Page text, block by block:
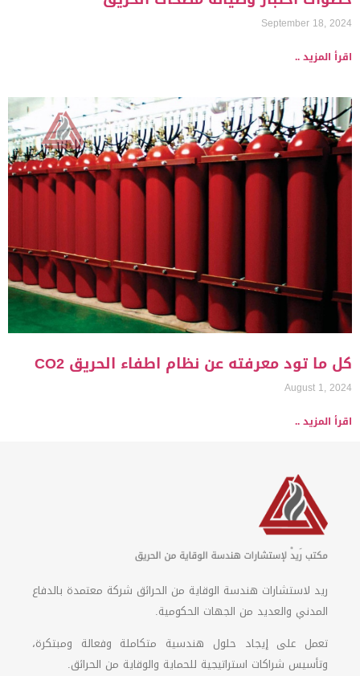
September 18, 2024
اقرأ المزيد ..
كل ما تود معرفته عن نظام اطفاء الحريق CO2
August 1, 2024
اقرأ المزيد ..
ريد لاستشارات هندسة الوقاية من الحرائق شركة معتمدة بالدفاع
المدني والعديد من الجهات الحكومية.
تعمل على إيجاد حلول هندسية متكاملة وفعالة ومبتكرة،
وتأسيس شراكات استراتيجية للحماية والوقاية من الحرائق.